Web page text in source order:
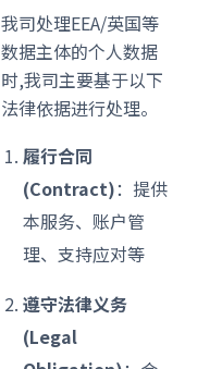
我司处理EEA/英国等
数据主体的个人数据
时,我司主要基于以下
法律依据进行处理。
履行合同
(Contract)：提供
本服务、账户管
理、支持应对等
遵守法律义务
(Legal